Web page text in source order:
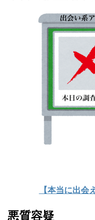
【本当に出会
悪質容疑